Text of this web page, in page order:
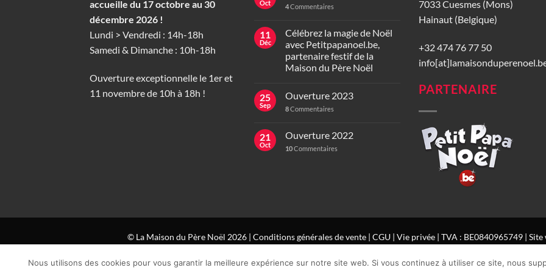
accueille du 17 octobre au 30
décembre 2026 !
Lundi > Vendredi : 14h-18h
Samedi & Dimanche : 10h-18h
Ouverture exceptionnelle le 1er et
11 novembre de 10h à 18h !
Oct 4Commentaires
11
Déc
Célébrez la magie de Noël
avec Petitpapanoel.be,
partenaire festif de la
Maison du Père Noël
25
Sep
Ouverture 2023
8Commentaires
21
Oct
Ouverture 2022
10Commentaires
7033 Cuesmes (Mons)
Hainaut (Belgique)
+32 474 76 77 50
PARTENAIRE
© La Maison du Père Noël 2026 | Conditions générales de vente| CGU| Vie privée| TVA : BE0840965749 |
Nous utilisons des cookies pour vous garantir la meilleure expérience sur notre site web. Si vous continuez à utiliser ce site, nous